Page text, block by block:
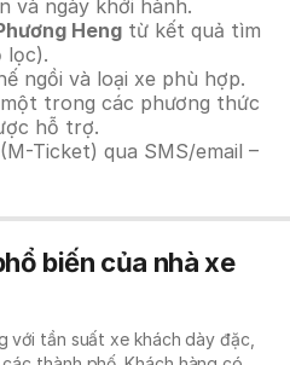
và ngày khởi hành.
Heng từ kết quả tìm
lọc).
ngồi và loại xe phù hợp.
trong các phương thức
hỗ trợ.
Ticket) qua SMS/email –
biến của nhà xe
với tần suất xe khách dày đặc,